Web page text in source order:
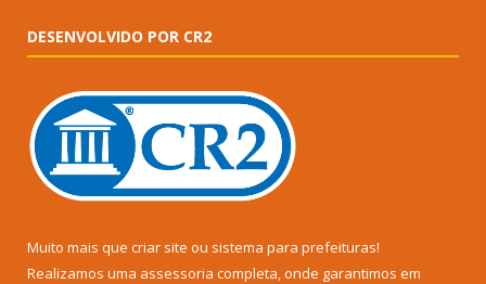
DESENVOLVIDO POR CR2
Muito mais que criar site ou sistema para prefeituras!
Realizamos uma assessoria completa, onde garantimos em